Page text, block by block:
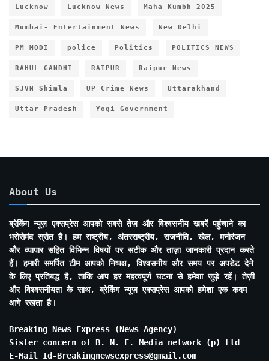
Lucknow Lucknow News Maha Kumbh 2025
Mumbai- Entertainment News New Delhi
PM MODI police Politics POLITICS NEWS
RAHUL GANDHI RAIPUR Raipur News
SJVN Shimla UP Crime News Uttarakhand
Uttar Pradesh Yogi Government
About Us
ब्रेकिंग न्यूज़ एक्सप्रेस आपको सबसे तेज़ और विश्वसनीय खबरें पहुंचाने का
भरोसेमंद स्रोत है। हम राष्ट्रीय, अंतरराष्ट्रीय, राजनीति, खेल, मनोरंजन
और व्यापार सहित विभिन्न विषयों पर सटीक और ताज़ा जानकारी प्रदान करते
हैं। हमारी समर्पित टीम आपको निष्पक्ष, विश्वसनीय और समय पर अपडेट देने
के लिए प्रतिबद्ध है, ताकि आप हर महत्वपूर्ण घटना से हमेशा जुड़े रहें। तेज़ी
और विश्वसनीयता के साथ, ब्रेकिंग न्यूज़ एक्सप्रेस आपको हमेशा एक कदम
आगे रखता है।
Breaking News Express (News Agency)
Sister concern of B. N. E. Media network (p) Ltd
E-Mail Id-Breakingnewsexpress@gmail.com